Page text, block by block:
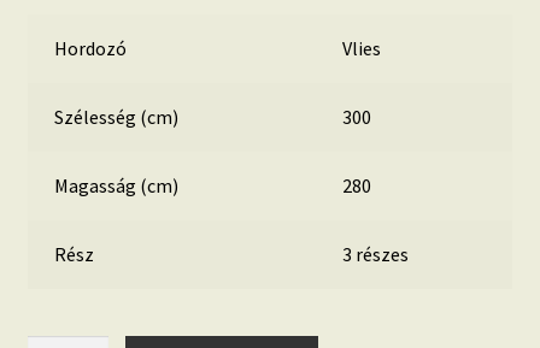
Hordozó Vlies
Szélesség (cm) 300
Magasság (cm) 280
Rész 3 részes